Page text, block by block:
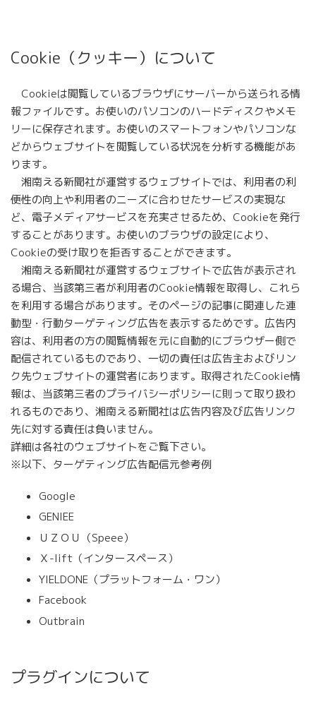
Cookie（クッキー）について
Cookieは閲覧しているブラウザにサーバーから送られる情
報ファイルです。お使いのパソコンのハードディスクやメモ
リーに保存されます。お使いのスマートフォンやパソコンな
どからウェブサイトを閲覧している状況を分析する機能があ
ります。
湘南える新聞社が運営するウェブサイトでは、利用者の利
便性の向上や利用者のニーズに合わせたサービスの実現な
ど、電子メディアサービスを充実させるため、Cookieを発行
することがあります。お使いのブラウザの設定により、
Cookieの受け取りを拒否することができます。
湘南える新聞社が運営するウェブサイトで広告が表示され
る場合、当該第三者が利用者のCookie情報を取得し、これら
を利用する場合があります。そのページの記事に関連した連
動型・行動ターゲティング広告を表示するためです。広告内
容は、利用者の方の閲覧情報を元に自動的にブラウザー側で
配信されているものであり、一切の責任は広告主およびリン
ク先ウェブサイトの運営者にあります。取得されたCookie情
報は、当該第三者のプライバシーポリシーに則って取り扱わ
れるものであり、湘南える新聞社は広告内容及び広告リンク
先に対する責任は負いません。
詳細は各社のウェブサイトをご覧下さい。
※以下、ターゲティング広告配信元参考例
Google
GENIEE
ＵＺＯＵ（Speee）
Ｘ-lift（インタースペース）
YIELDONE（プラットフォーム・ワン）
Facebook
Outbrain
プラグインについて